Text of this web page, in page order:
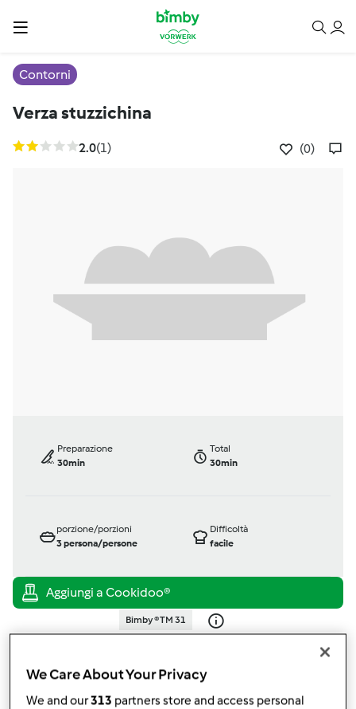
Contorni
Verza stuzzichina
2.0(1) (0)
Preparazione
30min
Total
30min
porzione/porzioni
3persona/persone
Difficoltà
facile
Bimby ® TM 31
daOspite
modificata: 06-12-2014
Aggiungi alle mie raccolte
We Care About Your Privacy
We and our313 partners store and access personal